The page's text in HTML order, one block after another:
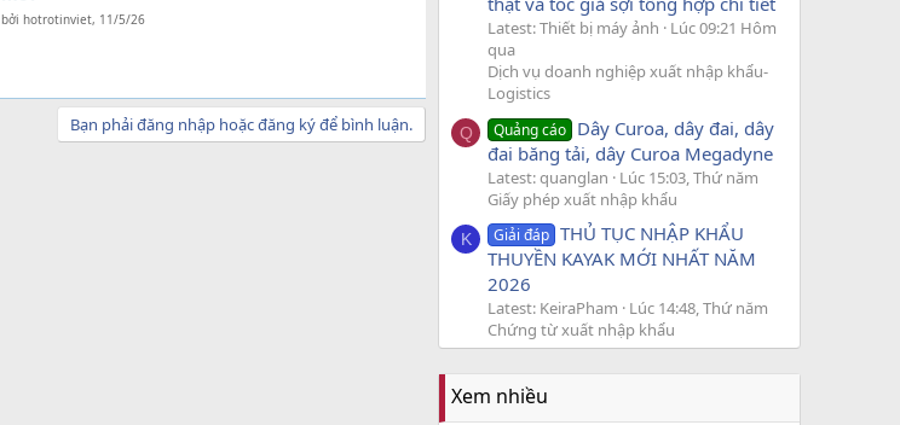
bởi hotrotinviet, 11/5/26
Bạn phải đăng nhập hoặc đăng ký để bình luận.
Latest: Thiết bị máy ảnh
Lúc 09:21 Hôm
qua
Dịch vụ doanh nghiệp xuất nhập khẩu-
Logistics
Q Quảng cáo Dây Curoa, dây đai, dây
đai băng tải, dây Curoa Megadyne
Latest: quanglan
Lúc 15:03, Thứ năm
Giấy phép xuất nhập khẩu
K Giải đáp THỦ TỤC NHẬP KHẨU
THUYỀN KAYAK MỚI NHẤT NĂM
2026
Latest: KeiraPham
Lúc 14:48, Thứ năm
Chứng từ xuất nhập khẩu
Xem nhiều